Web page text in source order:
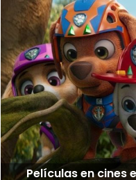
Películas en cines